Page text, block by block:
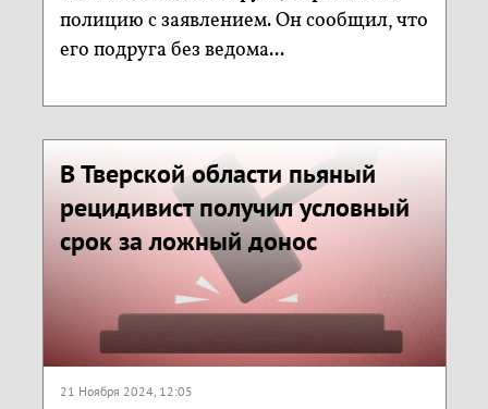
полицию с заявлением. Он сообщил, что
его подруга без ведома...
В Тверской области пьяный
рецидивист получил условный
срок за ложный донос
21 Ноября 2024, 12:05